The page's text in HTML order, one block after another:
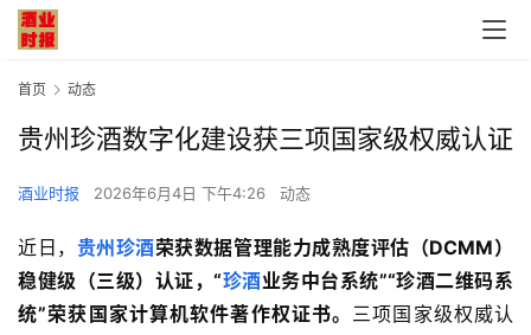
首页 动态
贵州珍酒数字化建设获三项国家级权威认证
酒业时报 2026年6月4日 下午4:26 动态
近日， 贵州珍酒荣获数据管理能力成熟度评估（DCMM）
稳健级（三级）认证，“珍酒业务中台系统”“珍酒二维码系
统”荣获国家计算机软件著作权证书。 三项国家级权威认